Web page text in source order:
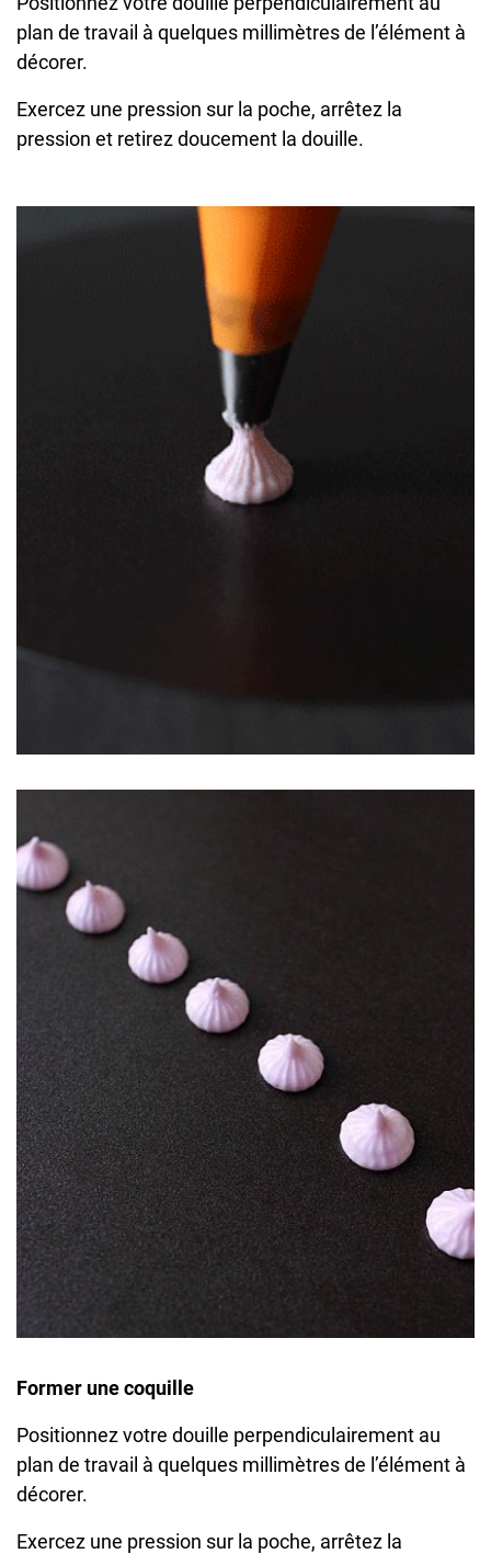
plan de travail à quelques millimètres de l’élément à
décorer.
Exercez une pression sur la poche, arrêtez la
pression et retirez doucement la douille.
Former une coquille
Positionnez votre douille perpendiculairement au
plan de travail à quelques millimètres de l’élément à
décorer.
Exercez une pression sur la poche, arrêtez la